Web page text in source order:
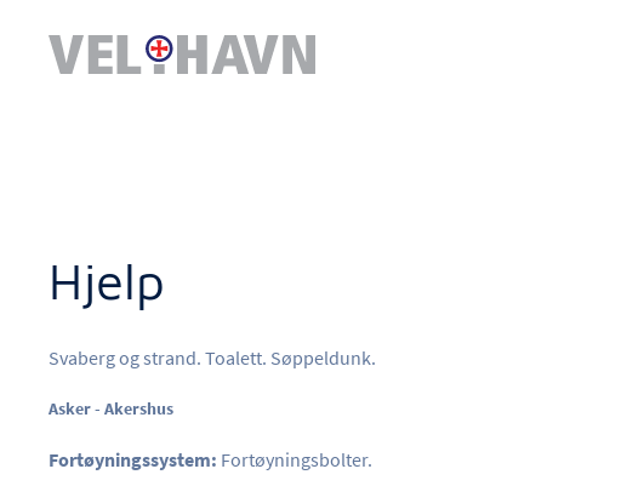
Hjelp
Svaberg og strand. Toalett. Søppeldunk.
Asker - Akershus
Fortøyningssystem: Fortøyningsbolter.